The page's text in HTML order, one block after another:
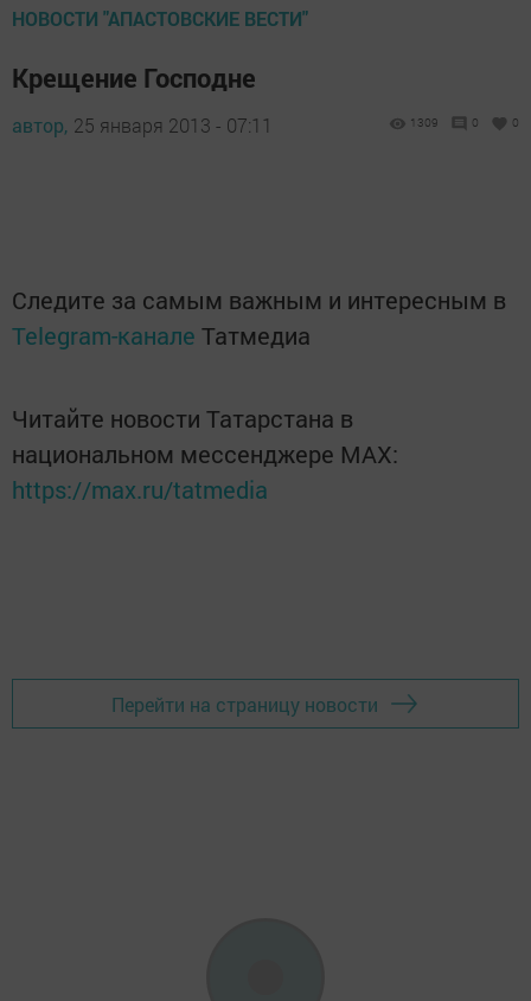
НОВОСТИ "АПАСТОВСКИЕ ВЕСТИ"
Крещение Господне
автор, 25 января 2013 - 07:11 1309 0 0
Следите за самым важным и интересным в
Telegram-канале Татмедиа
Читайте новости Татарстана в
национальном мессенджере MАХ:
https://max.ru/tatmedia
Перейти на страницу новости